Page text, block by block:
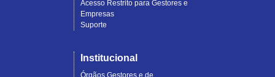
Acesso Restrito para Gestores e
Empresas
Suporte
Institucional